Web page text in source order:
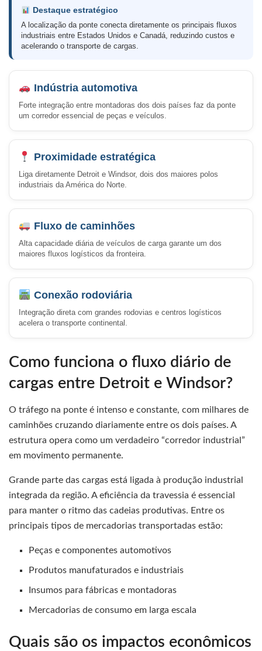
Destaque estratégico
A localização da ponte conecta diretamente os principais fluxos
industriais entre Estados Unidos e Canadá, reduzindo custos e
acelerando o transporte de cargas.
Indústria automotiva
Forte integração entre montadoras dos dois países faz da ponte
um corredor essencial de peças e veículos.
Proximidade estratégica
Liga diretamente Detroit e Windsor, dois dos maiores polos
industriais da América do Norte.
Fluxo de caminhões
Alta capacidade diária de veículos de carga garante um dos
maiores fluxos logísticos da fronteira.
Conexão rodoviária
Integração direta com grandes rodovias e centros logísticos
acelera o transporte continental.
Como funciona o fluxo diário de
cargas entre Detroit e Windsor?
O tráfego na ponte é intenso e constante, com milhares de
caminhões cruzando diariamente entre os dois países. A
estrutura opera como um verdadeiro “corredor industrial”
em movimento permanente.
Grande parte das cargas está ligada à produção industrial
integrada da região. A eficiência da travessia é essencial
para manter o ritmo das cadeias produtivas. Entre os
principais tipos de mercadorias transportadas estão:
Peças e componentes automotivos
Produtos manufaturados e industriais
Insumos para fábricas e montadoras
Mercadorias de consumo em larga escala
Quais são os impactos econômicos